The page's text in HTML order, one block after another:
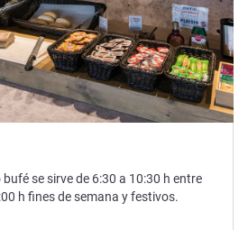
se sirve de 6:30 a 10:30 h entre
h fines de semana y festivos.